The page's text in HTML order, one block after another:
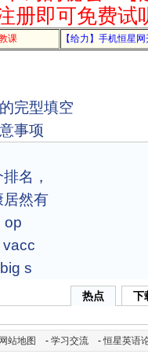
册即可免费试
课 【给力】手机恒星
完型填空
事项
名，
居然有
op
vacc
s
热点 下
网站地图 - 学习交流 -恒星英语